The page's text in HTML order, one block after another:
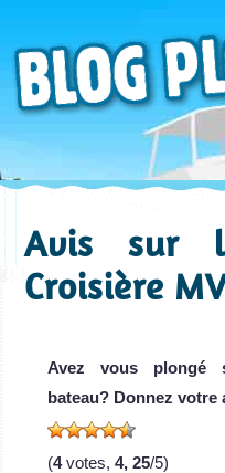
Avis sur
Croisière
Avez vous plongé
bateau? Donnez votre
(4votes, 4, 25/5)